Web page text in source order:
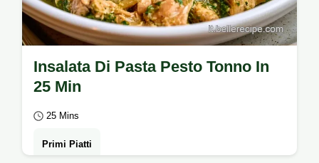
Insalata Di Pasta Pesto Tonno In
25 Min
25 Mins
Primi Piatti